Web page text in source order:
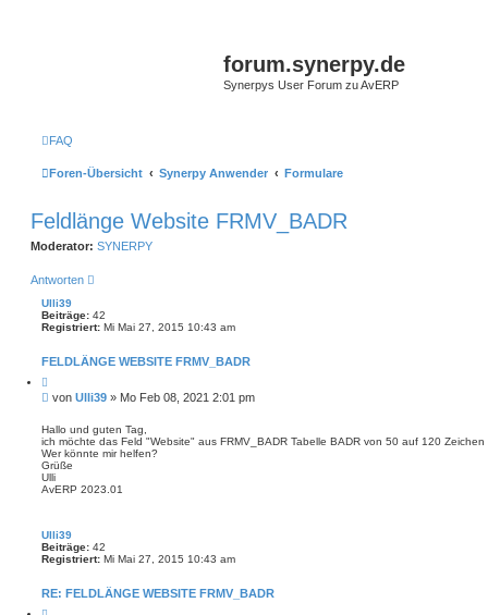
forum.synerpy.de
Synerpys User Forum zu AvERP
FAQ
Foren-Übersicht Synerpy Anwender Formulare
Feldlänge Website FRMV_BADR
Moderator: SYNERPY
Antworten
Ulli39
Beiträge: 42
Registriert: Mi Mai 27, 2015 10:43 am
FELDLÄNGE WEBSITE FRMV_BADR
i
t
e
r
e
n
B
i
t
r
a
g
von Ulli39 » Mo Feb 08, 2021 2:01 pm
Hallo und guten Tag,
ich möchte das Feld "Website" aus FRMV_BADR Tabelle BADR von 50 auf 120
Wer könnte mir helfen?
Grüße
Ulli
AvERP 2023.01
Ulli39
Beiträge: 42
Registriert: Mi Mai 27, 2015 10:43 am
RE: FELDLÄNGE WEBSITE FRMV_BADR